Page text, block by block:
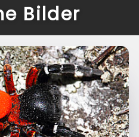
Bilder